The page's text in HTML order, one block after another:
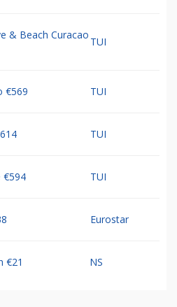
& Beach Curacao
TUI
€569 TUI
TUI
€594 TUI
Eurostar
€21 NS